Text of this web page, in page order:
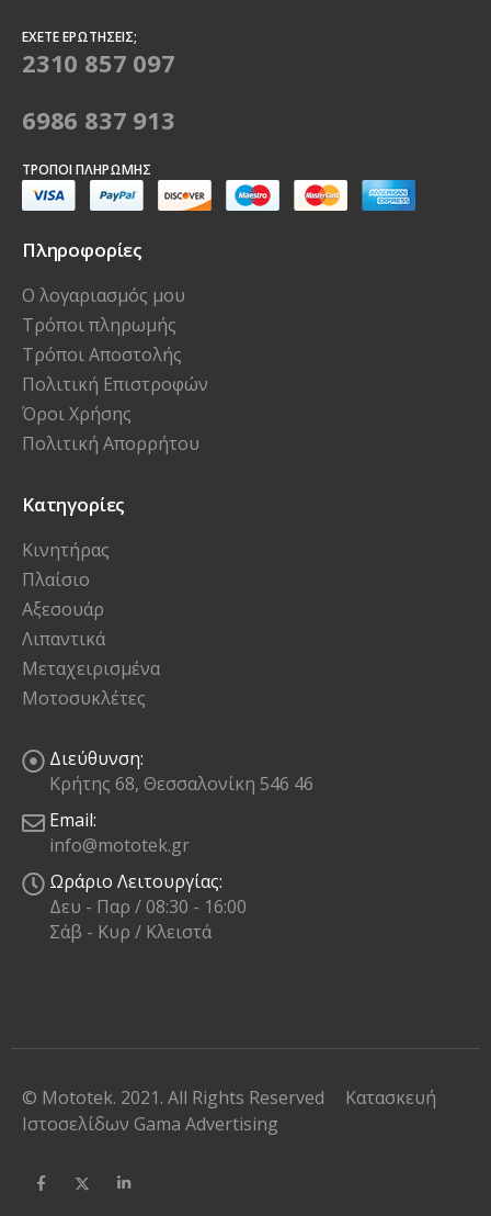
ΈΧΕΤΕ ΕΡΩΤΉΣΕΙΣ;
2310 857 097
6986 837 913
ΤΡΌΠΟΙ ΠΛΗΡΩΜΉΣ
Πληροφορίες
Ο λογαριασμός μου
Τρόποι πληρωμής
Τρόποι Αποστολής
Πολιτική Επιστροφών
Όροι Χρήσης
Πολιτική Απορρήτου
Κατηγορίες
Κινητήρας
Πλαίσιο
Αξεσουάρ
Λιπαντικά
Μεταχειρισμένα
Μοτοσυκλέτες
Διεύθυνση:
Κρήτης 68, Θεσσαλονίκη 546 46
Email:
info@mototek.gr
Ωράριο Λειτουργίας:
Δευ - Παρ / 08:30 - 16:00
Σάβ - Κυρ / Κλειστά
© Mototek. 2021. All Rights Reserved
Κατασκευή
Ιστοσελίδων Gama Advertising